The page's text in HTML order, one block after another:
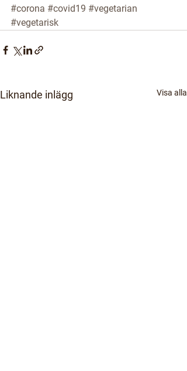
#corona #covid19 #vegetarian
#vegetarisk
Liknande inlägg Visa alla